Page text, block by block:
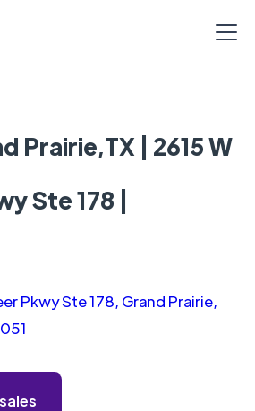
Prairie,TX | 2615 W
Ste 178 |
Pkwy Ste 178, Grand Prairie,